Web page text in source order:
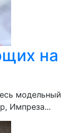
на
модельный
Импреза...